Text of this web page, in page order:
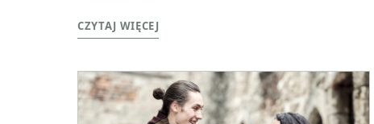
CZYTAJ WIĘCEJ